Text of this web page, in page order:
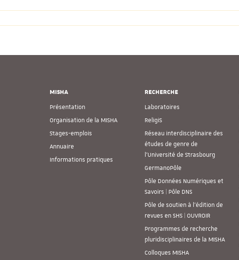
MISHA
Présentation
Organisation de la MISHA
Stages-emplois
Annuaire
Informations pratiques
RECHERCHE
Laboratoires
ReligiS
Réseau interdisciplinaire des
études de genre de
l’Université de Strasbourg
GermanoPôle
Pôle Données Numériques et
Savoirs | Pôle DNS
Pôle de soutien à l’édition de
revues en SHS | OUVROIR
Programmes de recherche
pluridisciplinaires de la MISHA
Colloques MISHA